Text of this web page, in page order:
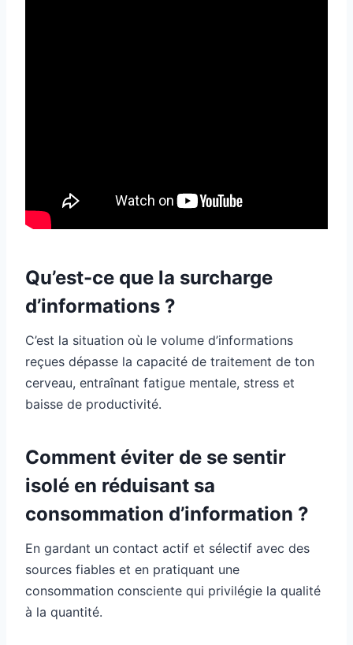
Qu’est-ce que la surcharge
d’informations ?
C’est la situation où le volume d’informations
reçues dépasse la capacité de traitement de ton
cerveau, entraînant fatigue mentale, stress et
baisse de productivité.
Comment éviter de se sentir
isolé en réduisant sa
consommation d’information ?
En gardant un contact actif et sélectif avec des
sources fiables et en pratiquant une
consommation consciente qui privilégie la qualité
à la quantité.